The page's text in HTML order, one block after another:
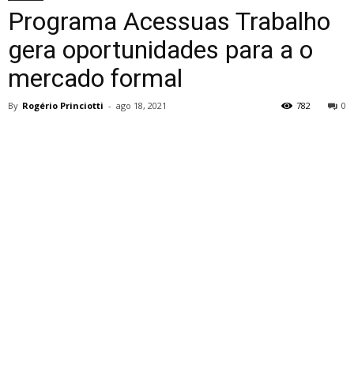
Programa Acessuas Trabalho
gera oportunidades para a o
mercado formal
By Rogério Princiotti - ago 18, 2021 0
782